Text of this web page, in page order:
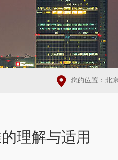
您的位置： 北
理解与适用